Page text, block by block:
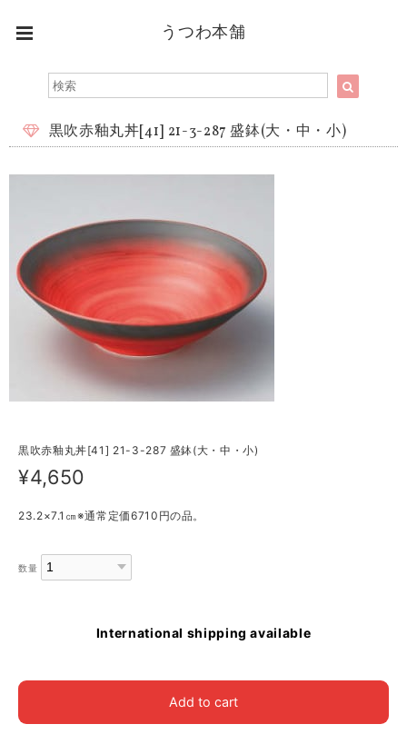
うつわ本舗
黒吹赤釉丸丼[41] 21-3-287 盛鉢(大・中・小)
黒吹赤釉丸丼[41] 21-3-287 盛鉢(大・中・小)
¥4,650
23.2×7.1㎝※通常定価6710円の品。
数量
International shipping available
Add to cart